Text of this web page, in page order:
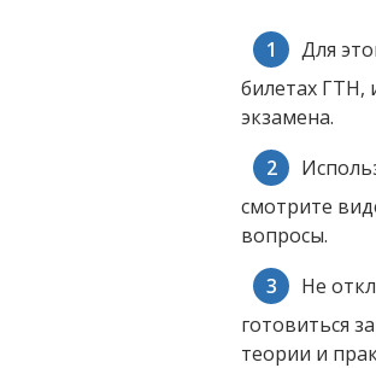
Для
билетах ГТН,
экзамена.
смотрите
вопросы.
Не
готовиться
теории и